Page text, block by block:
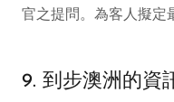
官之提問。為客人擬定
9. 到步澳洲的資